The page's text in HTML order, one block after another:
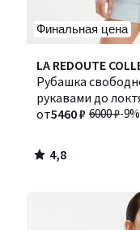
Финальная цена
LA REDOUTE
Рубашка
рукавами до
ЭМБЕР
6000 ₽-9%
от5460 ₽
4,8
/ 5
Количество
цветов:
3
4,8
/